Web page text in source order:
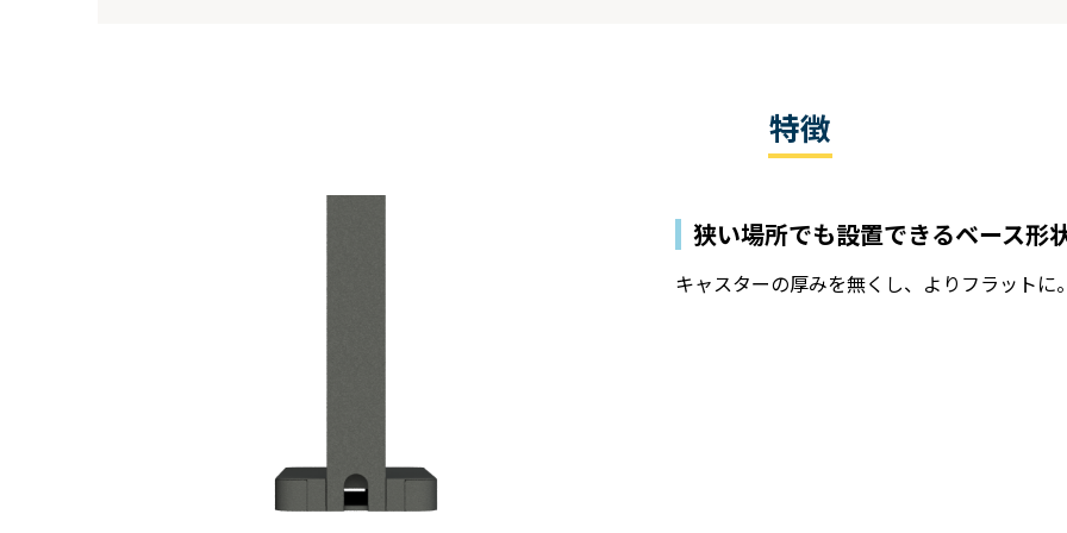
特徴
狭い場所でも設置できるベース形
キャスターの厚みを無くし、よりフラットに